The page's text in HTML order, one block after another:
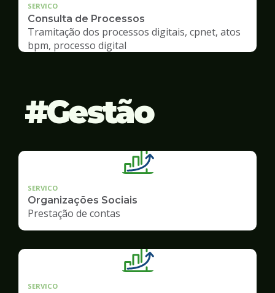
SERVICO
Consulta de Processos
Tramitação dos processos digitais, cpnet, atos
bpm, processo digital
Gestão
SERVICO
Organizações Sociais
Prestação de contas
SERVICO